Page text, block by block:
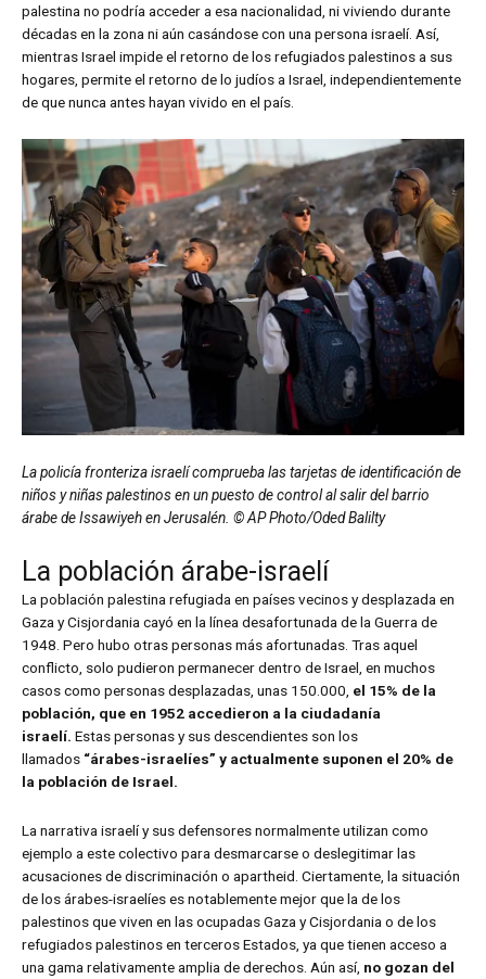
palestina no podría acceder a esa nacionalidad, ni viviendo durante
décadas en la zona ni aún casándose con una persona israelí. Así,
mientras Israel impide el retorno de los refugiados palestinos a sus
hogares, permite el retorno de lo judíos a Israel, independientemente
de que nunca antes hayan vivido en el país.
La policía fronteriza israelí comprueba las tarjetas de identificación de
niños y niñas palestinos en un puesto de control al salir del barrio
árabe de Issawiyeh en Jerusalén. © AP Photo/Oded Balilty
La población árabe-israelí
La población palestina refugiada en países vecinos y desplazada en
Gaza y Cisjordania cayó en la línea desafortunada de la Guerra de
1948. Pero hubo otras personas más afortunadas. Tras aquel
conflicto, solo pudieron permanecer dentro de Israel, en muchos
casos como personas desplazadas, unas 150.000, el 15% de la
población, que en 1952 accedieron a la ciudadanía
israelí. Estas personas y sus descendientes son los
llamados “árabes-israelíes” y actualmente suponen el 20% de
la población de Israel.
La narrativa israelí y sus defensores normalmente utilizan como
ejemplo a este colectivo para desmarcarse o deslegitimar las
acusaciones de discriminación o apartheid. Ciertamente, la situación
de los árabes-israelíes es notablemente mejor que la de los
palestinos que viven en las ocupadas Gaza y Cisjordania o de los
refugiados palestinos en terceros Estados, ya que tienen acceso a
una gama relativamente amplia de derechos. Aún así, no gozan del